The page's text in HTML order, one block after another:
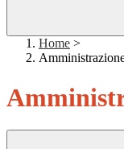
Home >